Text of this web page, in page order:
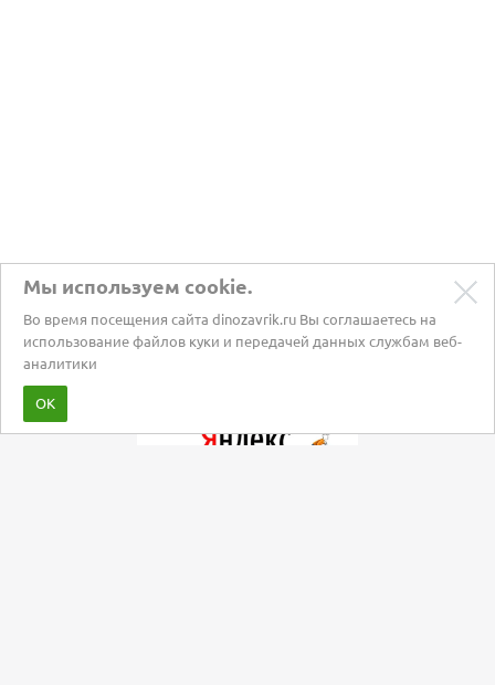
Мы используем cookie.
Во время посещения сайта dinozavrik.ru Вы соглашаетесь на
использование файлов куки и передачей данных службам веб-
аналитики
ОК